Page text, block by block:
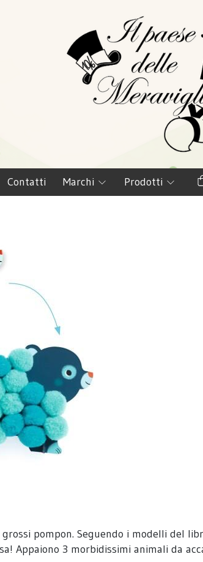
Contatti Marchi Prodotti
pompon. Seguendo i modelli del
Appaiono 3 morbidissimi animali da